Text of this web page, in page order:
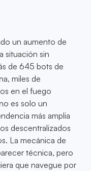
un aumento de
situación sin
de 645 bots de
miles de
en el fuego
es solo un
más amplia
descentralizados
La mecánica de
técnica, pero
que navegue por